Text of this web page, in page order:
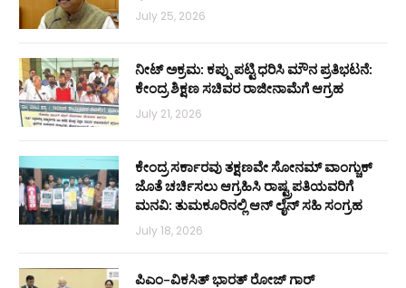
July 25, 2026
ನೀಟ್ ಅಕ್ರಮ: ಕಪ್ಪು ಪಟ್ಟಿ ಧರಿಸಿ ಮೌನ ಪ್ರತಿಭಟನೆ:
ಕೇಂದ್ರ ಶಿಕ್ಷಣ ಸಚಿವರ ರಾಜೀನಾಮೆಗೆ ಆಗ್ರಹ
July 21, 2026
ಕೇಂದ್ರ ಸರ್ಕಾರವು ತಕ್ಷಣವೇ ಸೋನಮ್ ವಾಂಗ್ಚುಕ್
ಜೊತೆ ಚರ್ಚಿಸಲು ಆಗ್ರಹಿಸಿ ರಾಷ್ಟ್ರಪತಿಯವರಿಗೆ
ಮನವಿ: ತುಮಕೂರಿನಲ್ಲಿ ಆನ್‌ ಲೈನ್ ಸಹಿ ಸಂಗ್ರಹ
July 18, 2026
ಪಿಎಂ–ವಿಕಸಿತ್ ಭಾರತ್ ರೋಜ್‌ ಗಾರ್